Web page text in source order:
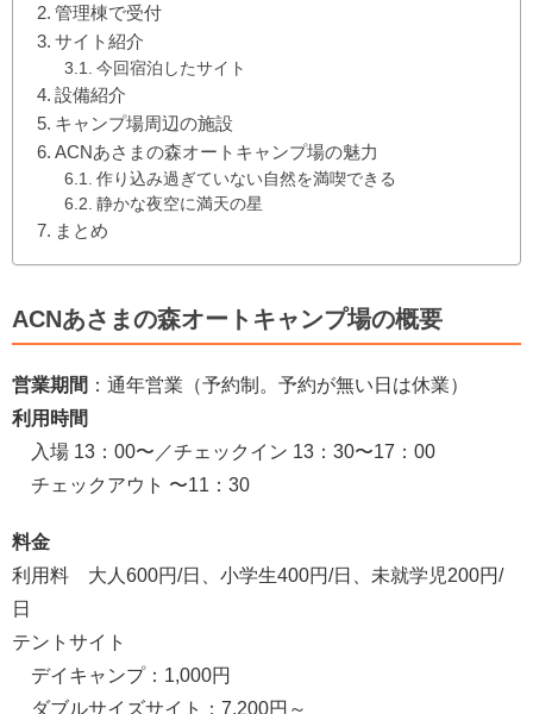
管理棟で受付
サイト紹介
今回宿泊したサイト
設備紹介
キャンプ場周辺の施設
ACNあさまの森オートキャンプ場の魅力
作り込み過ぎていない自然を満喫できる
静かな夜空に満天の星
まとめ
ACNあさまの森オートキャンプ場の概要
営業期間 ：通年営業（予約制。予約が無い日は休業）
利用時間
入場 13：00〜／チェックイン 13：30〜17：00
チェックアウト 〜11：30
料金
利用料 大人600円/日、小学生400円/日、未就学児200円/
日
テントサイト
デイキャンプ：1,000円
ダブルサイズサイト：7,200円～